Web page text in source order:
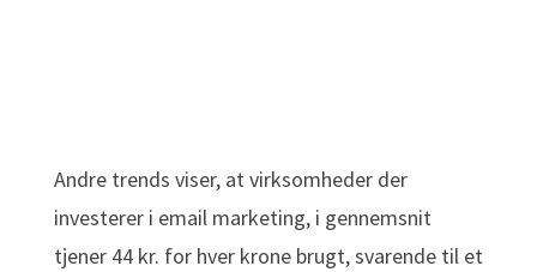
Andre trends viser, at virksomheder der
investerer i email marketing, i gennemsnit
tjener 44 kr. for hver krone brugt, svarende til et